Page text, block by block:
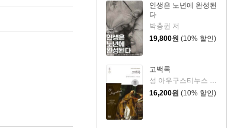
인생은 노년에 완성된
다
박충권 저
19,800원 (10% 할인)
고백록
16,200원 (10% 할인)